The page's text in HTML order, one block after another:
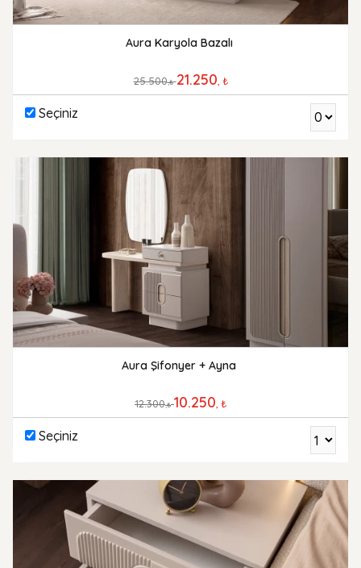
Aura Karyola Bazalı
25.500,₺ 21.250 , ₺
Seçiniz
Aura Şifonyer + Ayna
12.300,₺ 10.250 , ₺
Seçiniz